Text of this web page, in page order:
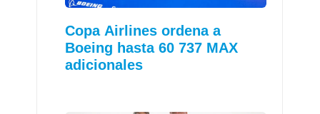
Copa Airlines ordena a
Boeing hasta 60 737 MAX
adicionales